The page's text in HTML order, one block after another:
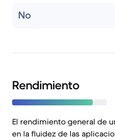
No
Rendimiento
El rendimiento general de
en la fluidez de las